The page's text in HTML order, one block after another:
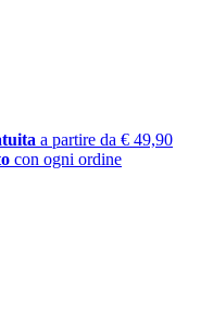
a partire da € 49,90
con ogni ordine